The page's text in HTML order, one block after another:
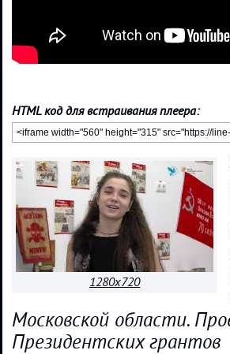
HTML код для встраивания плеера:
1280x720
Московской области.
Президентских грантов